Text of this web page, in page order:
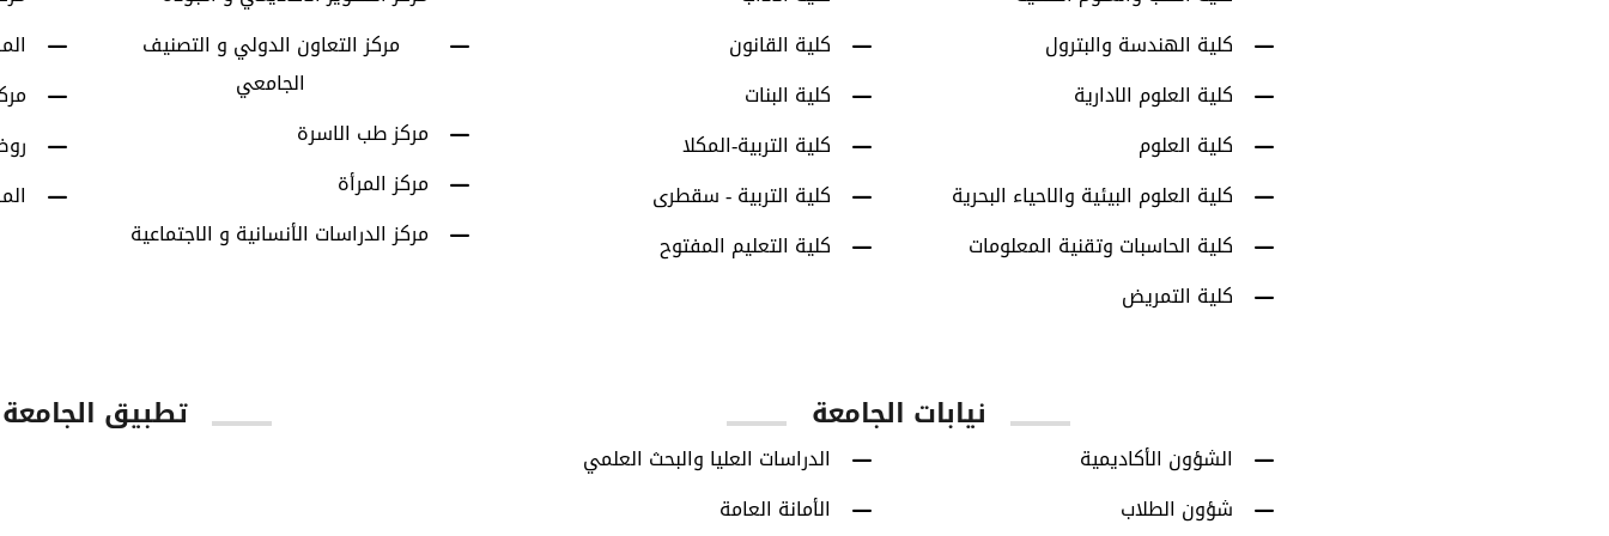
مركز التعاون الدولي و التصنيف
الجامعي
مركز طب الاسرة
مركز المرأة
مركز الدراسات الأنسانية و الاجتماعية
كلية القانون
كلية البنات
كلية التربية-المكلا
كلية التربية - سقطرى
كلية التعليم المفتوح
كلية الهندسة والبترول
كلية العلوم الادارية
كلية العلوم
كلية العلوم البيئية والاحياء البحرية
كلية الحاسبات وتقنية المعلومات
كلية التمريض
تطبيق الجامعة نيابات الجامعة
الدراسات العليا والبحث العلمي
الأمانة العامة
الشؤون الأكاديمية
شؤون الطلاب